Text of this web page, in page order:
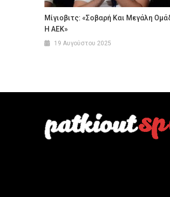
Μίγιοβιτς: «Σοβαρή Και Μεγάλη
Η ΑΕΚ»
19 Αυγούστου 2025